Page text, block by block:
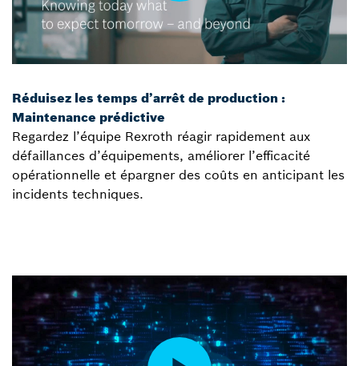
Réduisez les temps d’arrêt de production :
Maintenance prédictive
Regardez l’équipe Rexroth réagir rapidement aux
défaillances d’équipements, améliorer l’efficacité
opérationnelle et épargner des coûts en anticipant les
incidents techniques.